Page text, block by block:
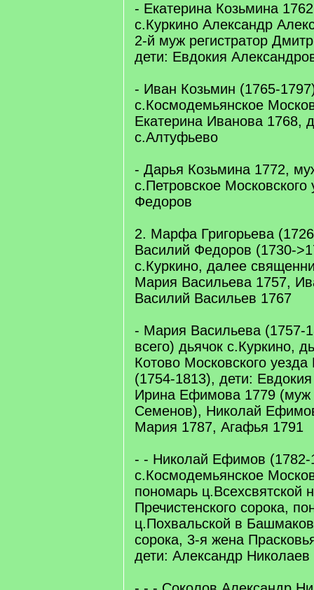
- Екатерина Козьмина
с.Куркино Александр
2-й муж регистратор
дети: Евдокия
- Иван Козьмин (1765-
с.Космодемьянское
Екатерина Иванова 1768,
с.Алтуфьево
- Дарья Козьмина 1772,
с.Петровское Московского
Федоров
2. Марфа Григорьева
Василий Федоров (1730-
с.Куркино, далее
Мария Васильева 1757,
Василий Васильев 1767
- Мария Васильева (1757-
всего) дьячок с.Куркино,
Котово Московского
(1754-1813), дети:
Ирина Ефимова 1779 (муж
Семенов), Николай
Мария 1787, Агафья 1791
- - Николай Ефимов (1782-
с.Космодемьянское
пономарь ц.Всехсвятской
Пречистенского сорока,
ц.Похвальской в
сорока, 3-я жена
дети: Александр Николаев